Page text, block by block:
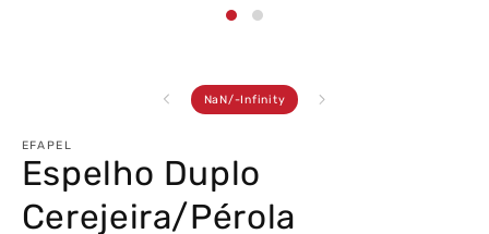
NaN/ de
-Infinity
EFAPEL
Espelho Duplo
Cerejeira/Pérola